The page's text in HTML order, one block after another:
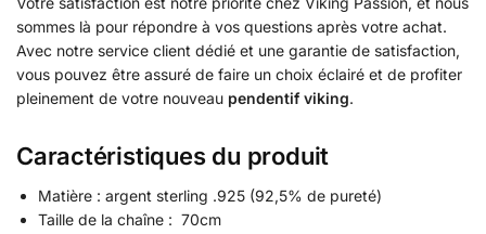
sommes là pour répondre à vos questions après votre achat.
Avec notre service client dédié et une garantie de satisfaction,
vous pouvez être assuré de faire un choix éclairé et de profiter
pleinement de votre nouveau pendentif viking.
Caractéristiques du produit
Matière : argent sterling .925 (92,5% de pureté)
Taille de la chaîne : 70cm